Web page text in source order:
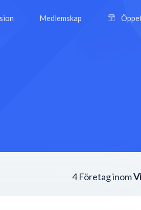
Medlemskap
4 Företag inom